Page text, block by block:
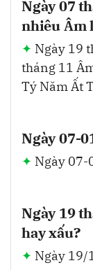
Ngày 07
nhiêu Âm
Ngày 19
tháng 11
Tý Năm Ất
Ngày 07-
Ngày 07-
Ngày 19
hay xấu?
Ngày 19/